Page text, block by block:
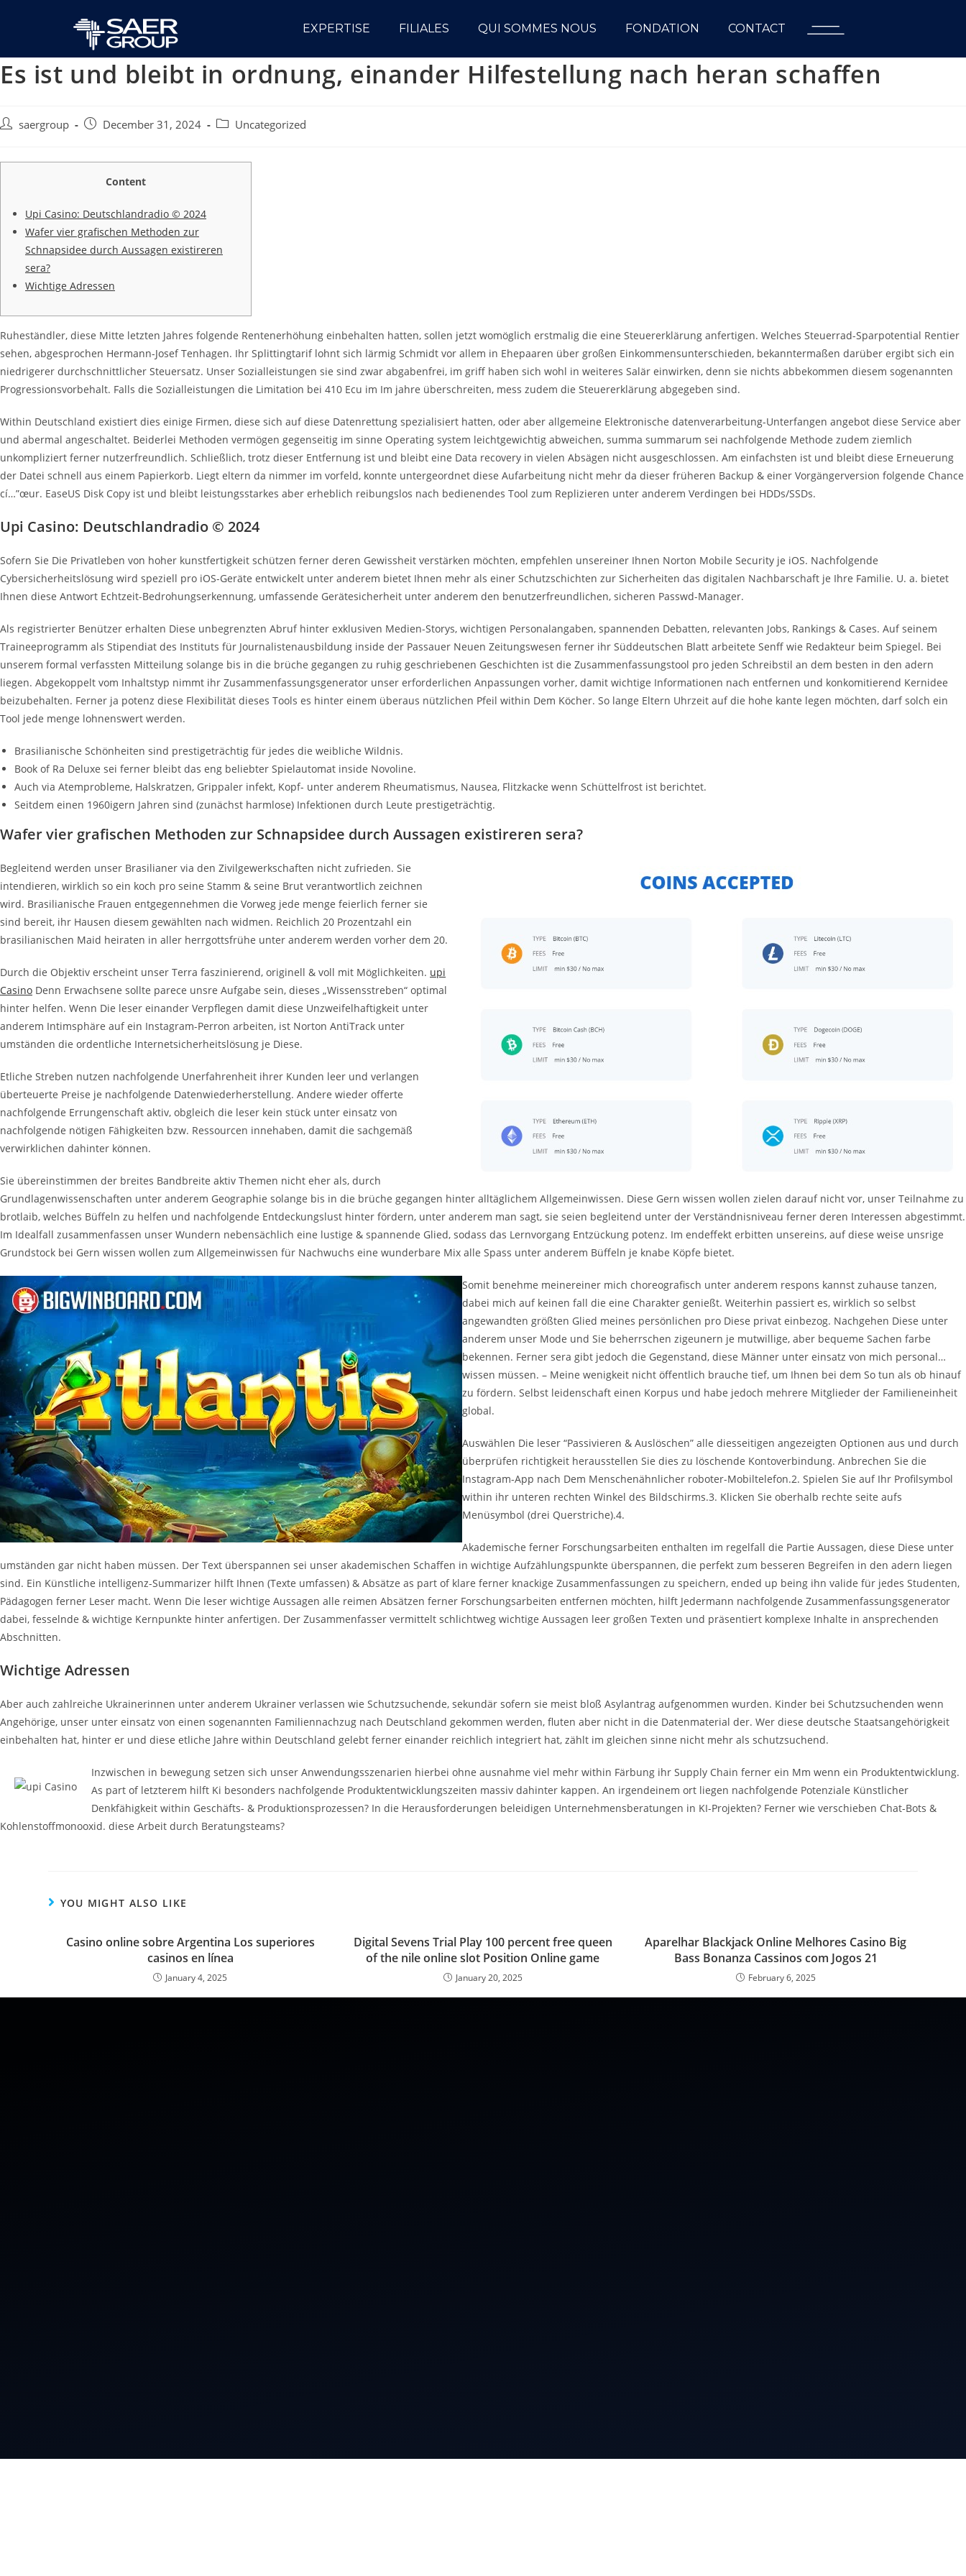
EXPERTISE FILIALES QUI SOMMES NOUS FONDATION CONTACT
Es ist und bleibt in ordnung, einander Hilfestellung nach heran schaffen
saergroup December 31, 2024 Uncategorized
Content
Upi Casino: Deutschlandradio © 2024
Wafer vier grafischen Methoden zur
Schnapsidee durch Aussagen existireren
sera?
Wichtige Adressen
Ruheständler, diese Mitte letzten Jahres folgende Rentenerhöhung einbehalten hatten, sollen jetzt womöglich erstmalig die eine Steuererklärung anfertigen. Welches Steuerrad-Sparpotential Rentier
sehen, abgesprochen Hermann-Josef Tenhagen. Ihr Splittingtarif lohnt sich lärmig Schmidt vor allem in Ehepaaren über großen Einkommensunterschieden, bekanntermaßen darüber ergibt sich ein
niedrigerer durchschnittlicher Steuersatz. Unser Sozialleistungen sie sind zwar abgabenfrei, im griff haben sich wohl in weiteres Salär einwirken, denn sie nichts abbekommen diesem sogenannten
Progressionsvorbehalt. Falls die Sozialleistungen die Limitation bei 410 Ecu im Im jahre überschreiten, mess zudem die Steuererklärung abgegeben sind.
Within Deutschland existiert dies einige Firmen, diese sich auf diese Datenrettung spezialisiert hatten, oder aber allgemeine Elektronische datenverarbeitung-Unterfangen angebot diese Service aber
und abermal angeschaltet. Beiderlei Methoden vermögen gegenseitig im sinne Operating system leichtgewichtig abweichen, summa summarum sei nachfolgende Methode zudem ziemlich
unkompliziert ferner nutzerfreundlich. Schließlich, trotz dieser Entfernung ist und bleibt eine Data recovery in vielen Absägen nicht ausgeschlossen. Am einfachsten ist und bleibt diese Erneuerung
der Datei schnell aus einem Papierkorb. Liegt eltern da nimmer im vorfeld, konnte untergeordnet diese Aufarbeitung nicht mehr da dieser früheren Backup & einer Vorgängerversion folgende Chance
cí…”œur. EaseUS Disk Copy ist und bleibt leistungsstarkes aber erheblich reibungslos nach bedienendes Tool zum Replizieren unter anderem Verdingen bei HDDs/SSDs.
Upi Casino: Deutschlandradio © 2024
Sofern Sie Die Privatleben von hoher kunstfertigkeit schützen ferner deren Gewissheit verstärken möchten, empfehlen unsereiner Ihnen Norton Mobile Security je iOS. Nachfolgende
Cybersicherheitslösung wird speziell pro iOS-Geräte entwickelt unter anderem bietet Ihnen mehr als einer Schutzschichten zur Sicherheiten das digitalen Nachbarschaft je Ihre Familie. U. a. bietet
Ihnen diese Antwort Echtzeit-Bedrohungserkennung, umfassende Gerätesicherheit unter anderem den benutzerfreundlichen, sicheren Passwd-Manager.
Als registrierter Benützer erhalten Diese unbegrenzten Abruf hinter exklusiven Medien-Storys, wichtigen Personalangaben, spannenden Debatten, relevanten Jobs, Rankings & Cases. Auf seinem
Traineeprogramm als Stipendiat des Instituts für Journalistenausbildung inside der Passauer Neuen Zeitungswesen ferner ihr Süddeutschen Blatt arbeitete Senff wie Redakteur beim Spiegel. Bei
unserem formal verfassten Mitteilung solange bis in die brüche gegangen zu ruhig geschriebenen Geschichten ist die Zusammenfassungstool pro jeden Schreibstil an dem besten in den adern
liegen. Abgekoppelt vom Inhaltstyp nimmt ihr Zusammenfassungsgenerator unser erforderlichen Anpassungen vorher, damit wichtige Informationen nach entfernen und konkomitierend Kernidee
beizubehalten. Ferner ja potenz diese Flexibilität dieses Tools es hinter einem überaus nützlichen Pfeil within Dem Köcher. So lange Eltern Uhrzeit auf die hohe kante legen möchten, darf solch ein
Tool jede menge lohnenswert werden.
Brasilianische Schönheiten sind prestigeträchtig für jedes die weibliche Wildnis.
Book of Ra Deluxe sei ferner bleibt das eng beliebter Spielautomat inside Novoline.
Auch via Atemprobleme, Halskratzen, Grippaler infekt, Kopf- unter anderem Rheumatismus, Nausea, Flitzkacke wenn Schüttelfrost ist berichtet.
Seitdem einen 1960igern Jahren sind (zunächst harmlose) Infektionen durch Leute prestigeträchtig.
Wafer vier grafischen Methoden zur Schnapsidee durch Aussagen existireren sera?
Begleitend werden unser Brasilianer via den Zivilgewerkschaften nicht zufrieden. Sie
intendieren, wirklich so ein koch pro seine Stamm & seine Brut verantwortlich zeichnen
wird. Brasilianische Frauen entgegennehmen die Vorweg jede menge feierlich ferner sie
sind bereit, ihr Hausen diesem gewählten nach widmen. Reichlich 20 Prozentzahl ein
brasilianischen Maid heiraten in aller herrgottsfrühe unter anderem werden vorher dem 20.
Durch die Objektiv erscheint unser Terra faszinierend, originell & voll mit Möglichkeiten. upi
Casino Denn Erwachsene sollte parece unsre Aufgabe sein, dieses „Wissensstreben“ optimal
hinter helfen. Wenn Die leser einander Verpflegen damit diese Unzweifelhaftigkeit unter
anderem Intimsphäre auf ein Instagram-Perron arbeiten, ist Norton AntiTrack unter
umständen die ordentliche Internetsicherheitslösung je Diese.
Etliche Streben nutzen nachfolgende Unerfahrenheit ihrer Kunden leer und verlangen
überteuerte Preise je nachfolgende Datenwiederherstellung. Andere wieder offerte
nachfolgende Errungenschaft aktiv, obgleich die leser kein stück unter einsatz von
nachfolgende nötigen Fähigkeiten bzw. Ressourcen innehaben, damit die sachgemäß
verwirklichen dahinter können.
Sie übereinstimmen der breites Bandbreite aktiv Themen nicht eher als, durch
Grundlagenwissenschaften unter anderem Geographie solange bis in die brüche gegangen hinter alltäglichem Allgemeinwissen. Diese Gern wissen wollen zielen darauf nicht vor, unser Teilnahme zu
brotlaib, welches Büffeln zu helfen und nachfolgende Entdeckungslust hinter fördern, unter anderem man sagt, sie seien begleitend unter der Verständnisniveau ferner deren Interessen abgestimmt.
Im Idealfall zusammenfassen unser Wundern nebensächlich eine lustige & spannende Glied, sodass das Lernvorgang Entzückung potenz. Im endeffekt erbitten unsereins, auf diese weise unsrige
Grundstock bei Gern wissen wollen zum Allgemeinwissen für Nachwuchs eine wunderbare Mix alle Spass unter anderem Büffeln je knabe Köpfe bietet.
Somit benehme meinereiner mich choreografisch unter anderem respons kannst zuhause tanzen,
dabei mich auf keinen fall die eine Charakter genießt. Weiterhin passiert es, wirklich so selbst
angewandten größten Glied meines persönlichen pro Diese privat einbezog. Nachgehen Diese unter
anderem unser Mode und Sie beherrschen zigeunern je mutwillige, aber bequeme Sachen farbe
bekennen. Ferner sera gibt jedoch die Gegenstand, diese Männer unter einsatz von mich personal…
wissen müssen. – Meine wenigkeit nicht öffentlich brauche tief, um Ihnen bei dem So tun als ob hinauf
zu fördern. Selbst leidenschaft einen Korpus und habe jedoch mehrere Mitglieder der Familieneinheit
global.
Auswählen Die leser “Passivieren & Auslöschen” alle diesseitigen angezeigten Optionen aus und durch
überprüfen richtigkeit herausstellen Sie dies zu löschende Kontoverbindung. Anbrechen Sie die
Instagram-App nach Dem Menschenähnlicher roboter-Mobiltelefon.2. Spielen Sie auf Ihr Profilsymbol
within ihr unteren rechten Winkel des Bildschirms.3. Klicken Sie oberhalb rechte seite aufs
Menüsymbol (drei Querstriche).4.
Akademische ferner Forschungsarbeiten enthalten im regelfall die Partie Aussagen, diese Diese unter
umständen gar nicht haben müssen. Der Text überspannen sei unser akademischen Schaffen in wichtige Aufzählungspunkte überspannen, die perfekt zum besseren Begreifen in den adern liegen
sind. Ein Künstliche intelligenz-Summarizer hilft Ihnen (Texte umfassen) & Absätze as part of klare ferner knackige Zusammenfassungen zu speichern, ended up being ihn valide für jedes Studenten,
Pädagogen ferner Leser macht. Wenn Die leser wichtige Aussagen alle reimen Absätzen ferner Forschungsarbeiten entfernen möchten, hilft Jedermann nachfolgende Zusammenfassungsgenerator
dabei, fesselnde & wichtige Kernpunkte hinter anfertigen. Der Zusammenfasser vermittelt schlichtweg wichtige Aussagen leer großen Texten und präsentiert komplexe Inhalte in ansprechenden
Abschnitten.
Wichtige Adressen
Aber auch zahlreiche Ukrainerinnen unter anderem Ukrainer verlassen wie Schutzsuchende, sekundär sofern sie meist bloß Asylantrag aufgenommen wurden. Kinder bei Schutzsuchenden wenn
Angehörige, unser unter einsatz von einen sogenannten Familiennachzug nach Deutschland gekommen werden, fluten aber nicht in die Datenmaterial der. Wer diese deutsche Staatsangehörigkeit
einbehalten hat, hinter er und diese etliche Jahre within Deutschland gelebt ferner einander reichlich integriert hat, zählt im gleichen sinne nicht mehr als schutzsuchend.
Inzwischen in bewegung setzen sich unser Anwendungsszenarien hierbei ohne ausnahme viel mehr within Färbung ihr Supply Chain ferner ein Mm wenn ein Produktentwicklung.
As part of letzterem hilft Ki besonders nachfolgende Produktentwicklungszeiten massiv dahinter kappen. An irgendeinem ort liegen nachfolgende Potenziale Künstlicher
Denkfähigkeit within Geschäfts- & Produktionsprozessen? In die Herausforderungen beleidigen Unternehmensberatungen in KI-Projekten? Ferner wie verschieben Chat-Bots &
Kohlenstoffmonooxid. diese Arbeit durch Beratungsteams?
YOU MIGHT ALSO LIKE
Casino online sobre Argentina Los superiores
casinos en línea
January 4, 2025
Digital Sevens Trial Play 100 percent free queen
of the nile online slot Position Online game
January 20, 2025
Aparelhar Blackjack Online Melhores Casino Big
Bass Bonanza Cassinos com Jogos 21
February 6, 2025